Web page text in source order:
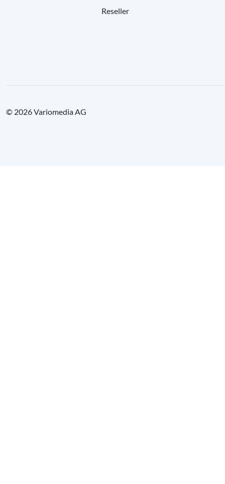
Reseller
© 2026 Variomedia AG